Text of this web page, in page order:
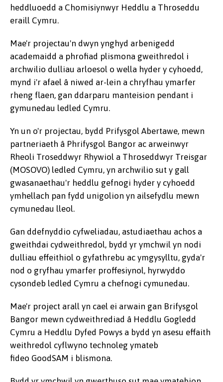
heddluoedd a Chomisiynwyr Heddlu a Throseddu
eraill Cymru.
Mae'r projectau'n dwyn ynghyd arbenigedd
academaidd a phrofiad plismona gweithredol i
archwilio dulliau arloesol o wella hyder y cyhoedd,
mynd i'r afael â niwed ar-lein a chryfhau ymarfer
rheng flaen, gan ddarparu manteision pendant i
gymunedau ledled Cymru.
Yn un o'r projectau, bydd Prifysgol Abertawe, mewn
partneriaeth â Phrifysgol Bangor ac arweinwyr
Rheoli Troseddwyr Rhywiol a Throseddwyr Treisgar
(MOSOVO) ledled Cymru, yn archwilio sut y gall
gwasanaethau'r heddlu gefnogi hyder y cyhoedd
ymhellach pan fydd unigolion yn ailsefydlu mewn
cymunedau lleol.
Gan ddefnyddio cyfweliadau, astudiaethau achos a
gweithdai cydweithredol, bydd yr ymchwil yn nodi
dulliau effeithiol o gyfathrebu ac ymgysylltu, gyda'r
nod o gryfhau ymarfer proffesiynol, hyrwyddo
cysondeb ledled Cymru a chefnogi cymunedau.
Mae'r project arall yn cael ei arwain gan Brifysgol
Bangor mewn cydweithrediad â Heddlu Gogledd
Cymru a Heddlu Dyfed Powys a bydd yn asesu effaith
weithredol cyflwyno technoleg ymateb
fideo GoodSAM i blismona.